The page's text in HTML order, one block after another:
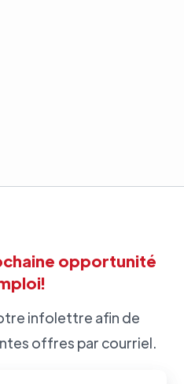
opportunité
infolettre afin de
offres par courriel.